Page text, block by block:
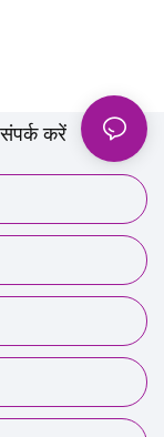
करें